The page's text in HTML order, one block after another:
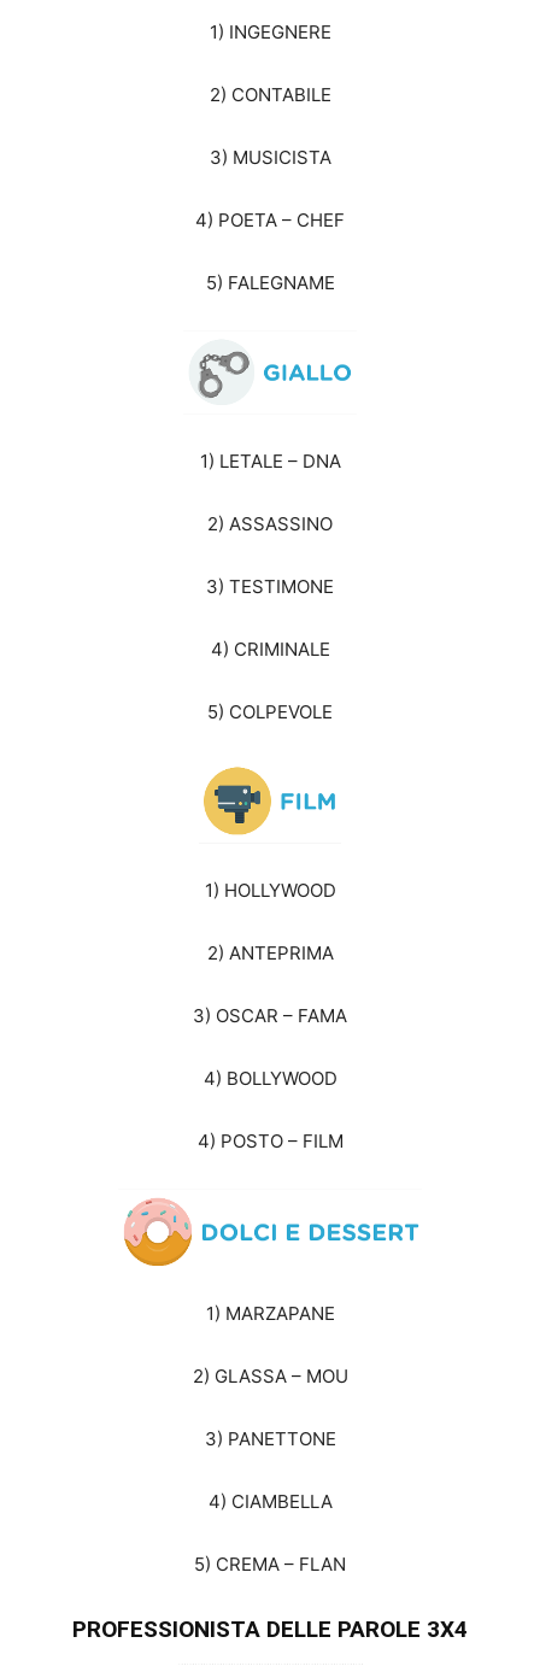
1) INGEGNERE
2) CONTABILE
3) MUSICISTA
4) POETA – CHEF
5) FALEGNAME
1) LETALE – DNA
2) ASSASSINO
3) TESTIMONE
4) CRIMINALE
5) COLPEVOLE
1) HOLLYWOOD
2) ANTEPRIMA
3) OSCAR – FAMA
4) BOLLYWOOD
4) POSTO – FILM
1) MARZAPANE
2) GLASSA – MOU
3) PANETTONE
4) CIAMBELLA
5) CREMA – FLAN
PROFESSIONISTA DELLE PAROLE 3X4